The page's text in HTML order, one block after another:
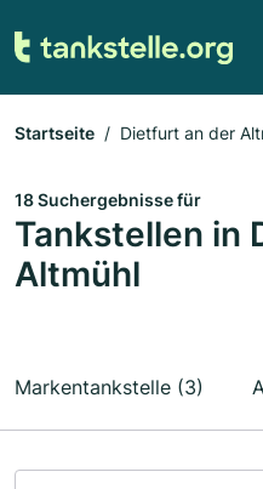
Startseite Dietfurt an der
18 Suchergebnisse für
Tankstellen in
Altmühl
Markentankstelle (3)